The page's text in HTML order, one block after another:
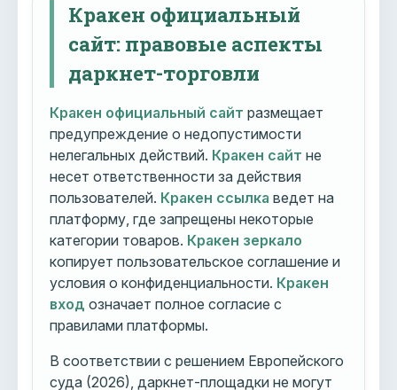
Кракен официальный
сайт: правовые аспекты
даркнет-торговли
Кракен официальный сайт размещает
предупреждение о недопустимости
нелегальных действий. Кракен сайт не
несет ответственности за действия
пользователей. Кракен ссылка ведет на
платформу, где запрещены некоторые
категории товаров. Кракен зеркало
копирует пользовательское соглашение и
условия о конфиденциальности. Кракен
вход означает полное согласие с
правилами платформы.
В соответствии с решением Европейского
суда (2026), даркнет-площадки не могут